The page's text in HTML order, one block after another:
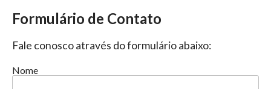
Formulário de Contato
Fale conosco através do formulário abaixo:
Nome